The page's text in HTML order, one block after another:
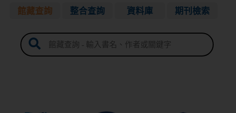
館藏查詢 整合查詢 資料庫 期刊檢索